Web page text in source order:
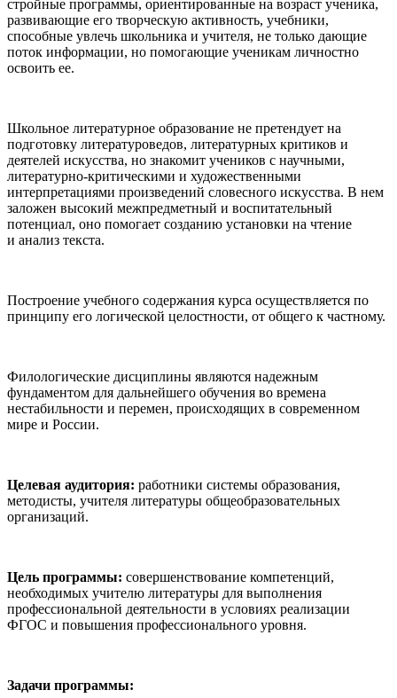
стройные программы, ориентированные на возраст ученика,
развивающие его творческую активность, учебники,
способные увлечь школьника и учителя, не только дающие
поток информации, но помогающие ученикам личностно
освоить ее.
Школьное литературное образование не претендует на
подготовку литературоведов, литературных критиков и
деятелей искусства, но знакомит учеников с научными,
литературно-критическими и художественными
интерпретациями произведений словесного искусства. В нем
заложен высокий межпредметный и воспитательный
потенциал, оно помогает созданию установки на чтение
и анализ текста.
Построение учебного содержания курса осуществляется по
принципу его логической целостности, от общего к частному.
Филологические дисциплины являются надежным
фундаментом для дальнейшего обучения во времена
нестабильности и перемен, происходящих в современном
мире и России.
Целевая аудитория: работники системы образования,
методисты, учителя литературы общеобразовательных
организаций.
Цель программы: совершенствование компетенций,
необходимых учителю литературы для выполнения
профессиональной деятельности в условиях реализации
ФГОС и повышения профессионального уровня.
Задачи программы: